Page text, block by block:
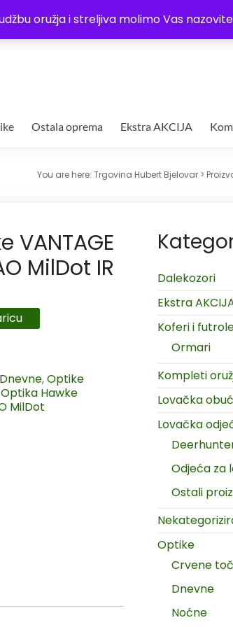
oružja i streljiva molimo Vas
Ostala oprema Ekstra AKCIJA
You are here: Trgovina Hubert Bjelovar >
VANTAGE
MilDot IR
Dnevne,Optike
Optika Hawke
MilDot
Dalekozori
Ekstra
Koferi i
Ormari
Kompleti
Lovačka
Lovačka
Odjeća za
Ostali
Optike
Crvene
Dnevne
Noćne